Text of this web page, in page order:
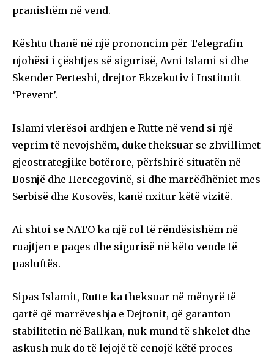
pranishëm në vend.
Kështu thanë në një prononcim për Telegrafin
njohësi i çështjes së sigurisë, Avni Islami si dhe
Skender Perteshi, drejtor Ekzekutiv i Institutit
‘Prevent’.
Islami vlerësoi ardhjen e Rutte në vend si një
veprim të nevojshëm, duke theksuar se zhvillimet
gjeostrategjike botërore, përfshirë situatën në
Bosnjë dhe Hercegovinë, si dhe marrëdhëniet mes
Serbisë dhe Kosovës, kanë nxitur këtë vizitë.
Ai shtoi se NATO ka një rol të rëndësishëm në
ruajtjen e paqes dhe sigurisë në këto vende të
pasluftës.
Sipas Islamit, Rutte ka theksuar në mënyrë të
qartë që marrëveshja e Dejtonit, që garanton
stabilitetin në Ballkan, nuk mund të shkelet dhe
askush nuk do të lejojë të cenojë këtë proces